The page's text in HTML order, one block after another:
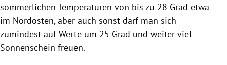
sommerlichen Temperaturen von bis zu 28 Grad etwa
im Nordosten, aber auch sonst darf man sich
zumindest auf Werte um 25 Grad und weiter viel
Sonnenschein freuen.